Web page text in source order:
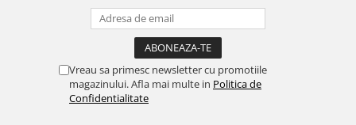
Vreau sa primesc newsletter cu promotiile
magazinului. Afla mai multe in Politica de
Confidentialitate